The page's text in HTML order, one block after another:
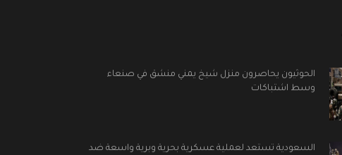
الحوثيون يحاصرون منزل شيخ يمني منشق في صنعاء
وسط اشتباكات
السعودية تستعد لعملية عسكرية بحرية وبرية واسعة ضد